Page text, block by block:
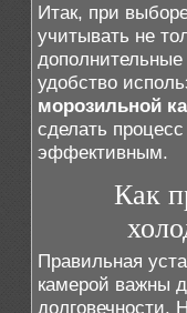
Итак, при
учитывать не
удобство
морозильной
сделать
эффективным.
Как
Правильная
камерой важны
долговечности.